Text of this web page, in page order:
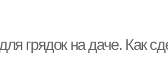
грядок на даче. Как